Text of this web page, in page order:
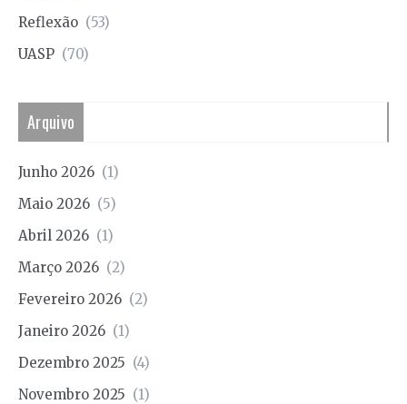
Reflexão (53)
UASP (70)
Arquivo
Junho 2026 (1)
Maio 2026 (5)
Abril 2026 (1)
Março 2026 (2)
Fevereiro 2026 (2)
Janeiro 2026 (1)
Dezembro 2025 (4)
Novembro 2025 (1)